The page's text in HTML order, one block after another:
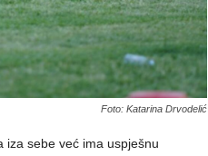
Foto: Katarina Drvodelić
iza sebe već ima uspješnu